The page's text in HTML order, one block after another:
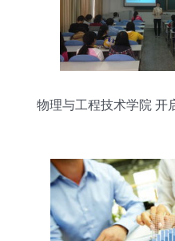
物理与工程技术学院 开